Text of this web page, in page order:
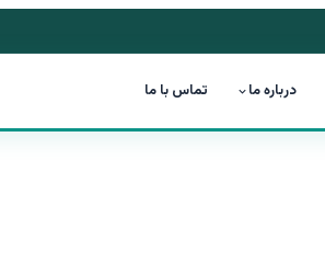
درباره ما تماس با ما